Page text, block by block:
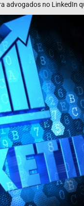
advogados no LinkedIn